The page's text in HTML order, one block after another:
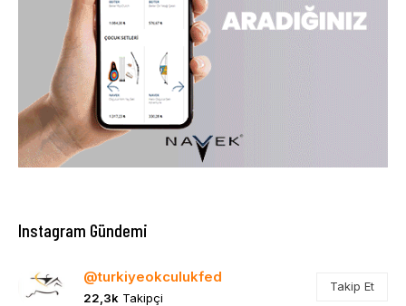
Instagram Gündemi
@turkiyeokculukfed
22,3k Takipçi
Takip Et